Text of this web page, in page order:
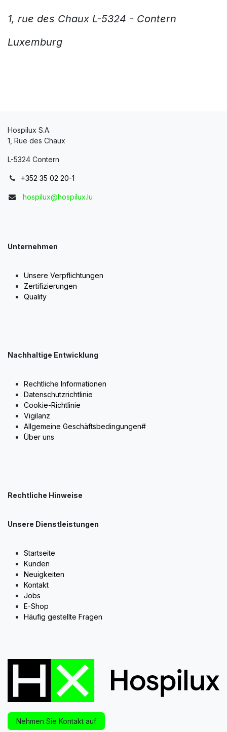
1, rue des Chaux L-5324 - Contern
Luxemburg
Hospilux S.A.
1, Rue des Chaux
L-5324 Contern
+352 35 02 20-1
hospilux@hospilux.lu
Unternehmen
Unsere Verpflichtungen
Zertifizierungen
Quality
Nachhaltige Entwicklung
Rechtliche Informationen
Datenschutzrichtlinie
Cookie-Richtlinie
Vigilanz
Allgemeine Geschäftsbedingungen#
Über uns
Rechtliche Hinweise
Unsere Dienstleistungen
Startseite
Kunden
Neuigkeiten
Kontakt
Jobs
E-Shop
Häufig gestellte Fragen
Nehmen Sie Kontakt auf